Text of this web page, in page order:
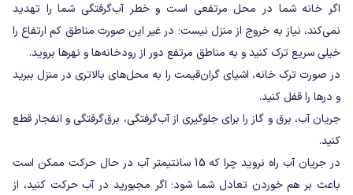
اگر خانه شما در محل مرتفعی است و خطر آب‌گرفتگی شما را تهدید
نمی‌کند، نیاز به خروج از منزل نیست؛ در غیر این صورت مناطق کم ارتفاع را
خیلی سریع ترک کنید و به مناطق مرتفع دور از رودخانه‌ها و نهرها بروید.
در صورت ترک خانه، اشیای گران‌قیمت را به محل‌های بالاتری در منزل ببرید
و درها را قفل کنید.
جریان آب، برق و گاز را برای جلوگیری از آب‌گرفتگی، برق‌گرفتگی و انفجار قطع
کنید.
در جریان آب راه نروید چرا که 15 سانتیمتر آب در حال حرکت ممکن است
باعث بر هم خوردن تعادل شما شود؛ اگر مجبورید در آب حرکت کنید، از